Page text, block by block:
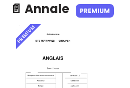
📄 Annale PREMIUM
PREMIUM